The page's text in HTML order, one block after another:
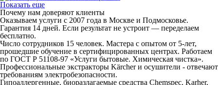
Показать еще
Почему нам доверяют клиенты
Оказываем услуги с 2007 года в Москве и Подмосковье.
Гарантия 14 дней. Если результат не устроит — переделаем
бесплатно.
Число сотрудников 15 человек. Мастера с опытом от 5-лет,
прошедшие обучение в сертифицированных центрах. Работаем
по ГОСТ Р 51108‑97 «Услуги бытовые. Химическая чистка».
Профессиональные экстракторы Kärcher и осушители - отвечают
требованиям электробезопасности.
Гипоаллергенные, биоразлагаемые средства Chemspec, Karher,